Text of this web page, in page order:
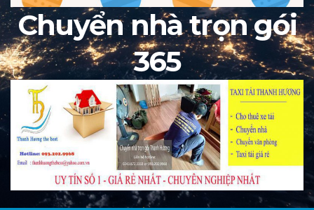
Chuyển nhà trọn gói
365